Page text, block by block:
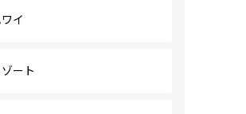
イ
ート